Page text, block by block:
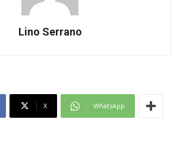
Lino Serrano
X WhatsApp